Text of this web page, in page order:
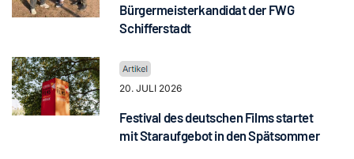
Bürgermeisterkandidat der FWG
Schifferstadt
20. JULI 2026
Festival des deutschen Films startet
mit Staraufgebot in den Spätsommer